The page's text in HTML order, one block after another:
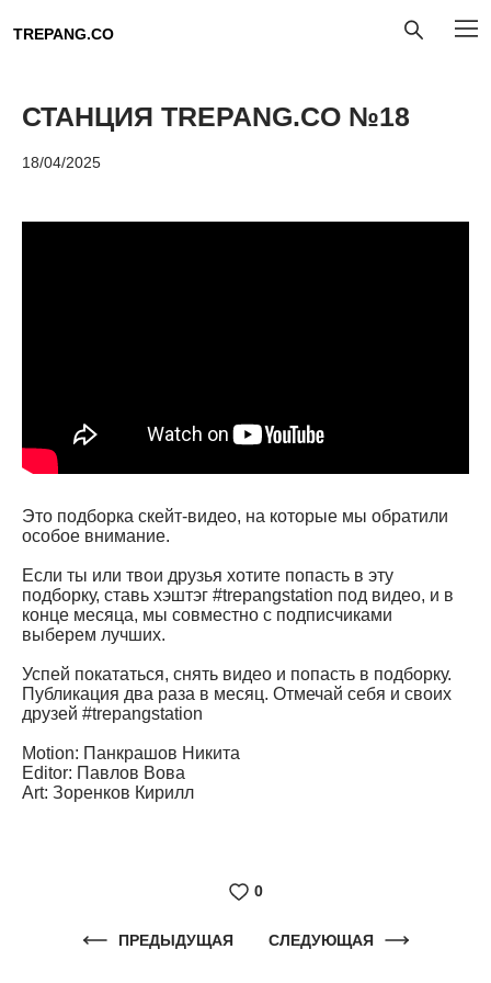
TREPANG.CO
18/04/2025
СТАНЦИЯ TREPANG.CO №18
Это подборка скейт-видео, на которые мы обратили
особое внимание.
Если ты или твои друзья хотите попасть в эту
подборку, ставь хэштэг #trepangstation под видео, и в
конце месяца, мы совместно с подписчиками
выберем лучших.
Успей покататься, снять видео и попасть в подборку.
Публикация два раза в месяц. Отмечай себя и своих
друзей #trepangstation
Motion: Панкрашов Никита
Editor: Павлов Вова
Art: Зоренков Кирилл
0
ПРЕДЫДУЩАЯ СЛЕДУЮЩАЯ